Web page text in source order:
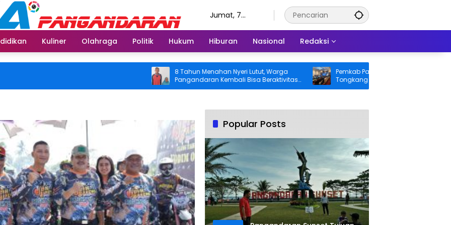
Jumat, 7
Kuliner Olahraga Politik Hukum Hiburan Nasional Redaksi
8 Tahun Menahan Nyeri Lutut, Warga
Pangandaran Kembali Bisa Beraktivitas
Usai Operasi Gratis Ditanggung BPJS
Pemkab Pangandaran Desak Bangkai
Tongkang dan Ceceran Batu Bara
Segera Diangkat, Soroti Buruknya
Popular Posts